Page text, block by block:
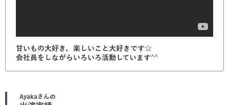
甘いもの大好き，楽しいこと大好きです☆
会社員をしながらいろいろ活動しています^^
Ayakaさんの